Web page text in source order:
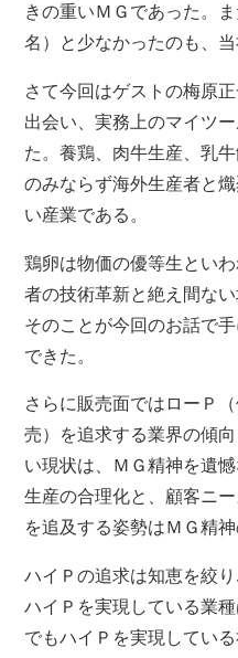
きの重いＭＧであった。
名）と少なかったのも、
さて今回はゲストの梅原
出会い、実務上のマイツ
た。養鶏、肉牛生産、乳
のみならず海外生産者と
い産業である。
鶏卵は物価の優等生とい
者の技術革新と絶え間な
そのことが今回のお話で
できた。
さらに販売面ではローＰ
売）を追求する業界の傾
い現状は、ＭＧ精神を遺
生産の合理化と、顧客ニ
を追及する姿勢はＭＧ精
ハイＰの追求は知恵を絞
ハイＰを実現している業
でもハイＰを実現してい